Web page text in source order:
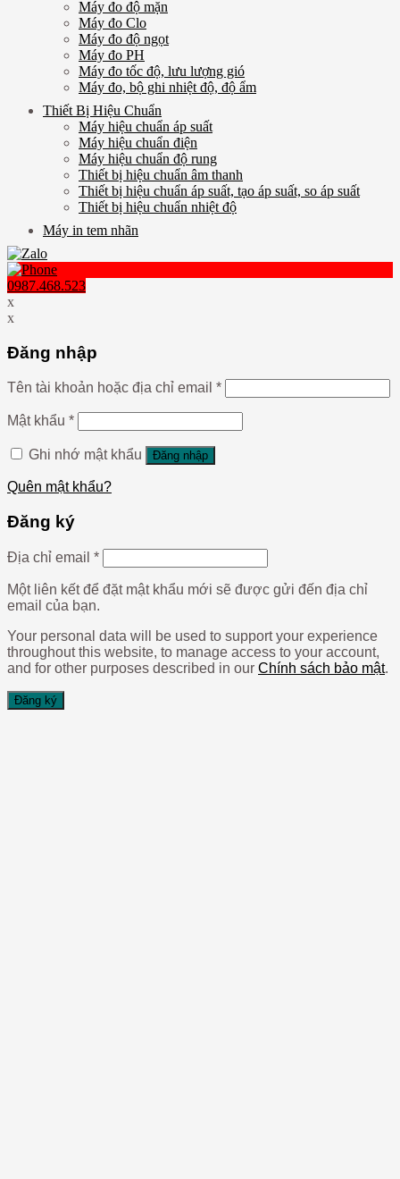
Máy đo độ mặn
Máy đo Clo
Máy đo độ ngọt
Máy đo PH
Máy đo tốc độ, lưu lượng gió
Máy đo, bộ ghi nhiệt độ, độ ẩm
Thiết Bị Hiệu Chuẩn
Máy hiệu chuẩn áp suất
Máy hiệu chuẩn điện
Máy hiệu chuẩn độ rung
Thiết bị hiệu chuẩn âm thanh
Thiết bị hiệu chuẩn áp suất, tạo áp suất, so áp suất
Thiết bị hiệu chuẩn nhiệt độ
Máy in tem nhãn
0987.468.523
x
x
Đăng nhập
Tên tài khoản hoặc địa chỉ email *
Mật khẩu *
Ghi nhớ mật khẩu Đăng nhập
Quên mật khẩu?
Đăng ký
Địa chỉ email *
Một liên kết để đặt mật khẩu mới sẽ được gửi đến địa chỉ
email của bạn.
Your personal data will be used to support your experience
throughout this website, to manage access to your account,
and for other purposes described in our Chính sách bảo mật.
Đăng ký